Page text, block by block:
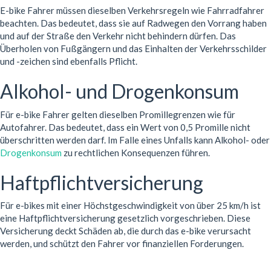
E-bike Fahrer müssen dieselben Verkehrsregeln wie Fahrradfahrer
beachten. Das bedeutet, dass sie auf Radwegen den Vorrang haben
und auf der Straße den Verkehr nicht behindern dürfen. Das
Überholen von Fußgängern und das Einhalten der Verkehrsschilder
und -zeichen sind ebenfalls Pflicht.
Alkohol- und Drogenkonsum
Für e-bike Fahrer gelten dieselben Promillegrenzen wie für
Autofahrer. Das bedeutet, dass ein Wert von 0,5 Promille nicht
überschritten werden darf. Im Falle eines Unfalls kann Alkohol- oder
Drogenkonsum zu rechtlichen Konsequenzen führen.
Haftpflichtversicherung
Für e-bikes mit einer Höchstgeschwindigkeit von über 25 km/h ist
eine Haftpflichtversicherung gesetzlich vorgeschrieben. Diese
Versicherung deckt Schäden ab, die durch das e-bike verursacht
werden, und schützt den Fahrer vor finanziellen Forderungen.